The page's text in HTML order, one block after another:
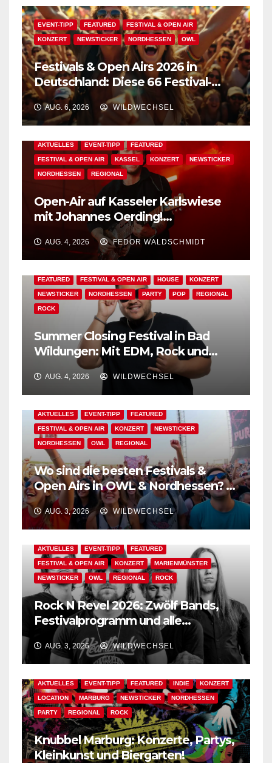
EVENT-TIPP FEATURED FESTIVAL & OPEN AIR
KONZERT NEWSTICKER NORDHESSEN OWL
Festivals & Open Airs 2026 in
Deutschland: Diese 66 Festival-
Events warten auf Dich!
AUG. 6, 2026 WILDWECHSEL
AKTUELLES EVENT-TIPP FEATURED
FESTIVAL & OPEN AIR KASSEL KONZERT NEWSTICKER
NORDHESSEN REGIONAL
Open-Air auf Kasseler Karlswiese
mit Johannes Oerding!
Zusatzkontingent an Tickets
erhältlich!
AUG. 4, 2026 FEDOR WALDSCHMIDT
FEATURED FESTIVAL & OPEN AIR HOUSE KONZERT
NEWSTICKER NORDHESSEN PARTY POP REGIONAL
ROCK
Summer Closing Festival in Bad
Wildungen: Mit EDM, Rock und
Festivalflair klingt der Sommer aus!
AUG. 4, 2026 WILDWECHSEL
AKTUELLES EVENT-TIPP FEATURED
FESTIVAL & OPEN AIR KONZERT NEWSTICKER
NORDHESSEN OWL REGIONAL
Wo sind die besten Festivals &
Open Airs in OWL & Nordhessen? –
Der Ww-Festival-Planer!
AUG. 3, 2026 WILDWECHSEL
AKTUELLES EVENT-TIPP FEATURED
FESTIVAL & OPEN AIR KONZERT MARIENMÜNSTER
NEWSTICKER OWL REGIONAL ROCK
Rock N Revel 2026: Zwölf Bands,
Festivalprogramm und alle
wichtigen Informationen!
AUG. 3, 2026 WILDWECHSEL
AKTUELLES EVENT-TIPP FEATURED INDIE KONZERT
LOCATION MARBURG NEWSTICKER NORDHESSEN
PARTY REGIONAL ROCK
Knubbel Marburg: Konzerte, Partys,
Kleinkunst und Biergarten!